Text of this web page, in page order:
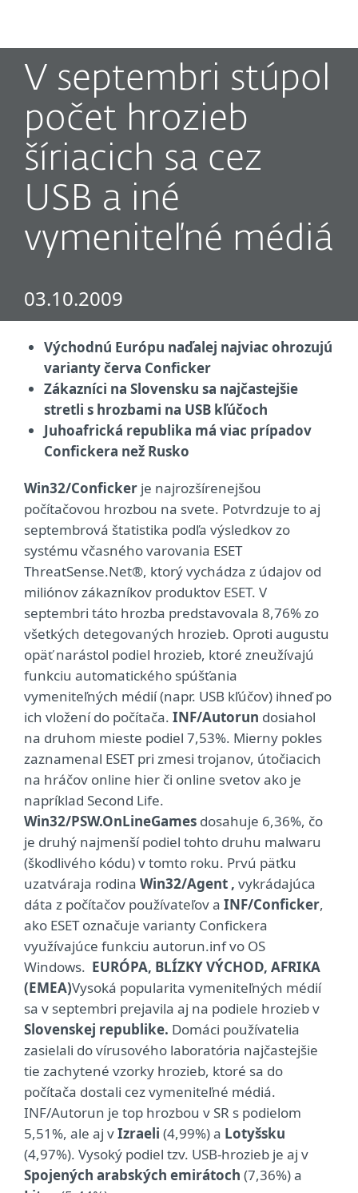
V septembri stúpol
počet hrozieb
šíriacich sa cez
USB a iné
vymeniteľné médiá
03.10.2009
Východnú Európu naďalej najviac ohrozujú
varianty červa Conficker
Zákazníci na Slovensku sa najčastejšie
stretli s hrozbami na USB kľúčoch
Juhoafrická republika má viac prípadov
Confickera než Rusko
Win32/Conficker je najrozšírenejšou
počítačovou hrozbou na svete. Potvrdzuje to aj
septembrová štatistika podľa výsledkov zo
systému včasného varovania ESET
ThreatSense.Net®, ktorý vychádza z údajov od
miliónov zákazníkov produktov ESET. V
septembri táto hrozba predstavovala 8,76% zo
všetkých detegovaných hrozieb. Oproti augustu
opäť narástol podiel hrozieb, ktoré zneužívajú
funkciu automatického spúšťania
vymeniteľných médií (napr. USB kľúčov) ihneď po
ich vložení do počítača. INF/Autorun dosiahol
na druhom mieste podiel 7,53%. Mierny pokles
zaznamenal ESET pri zmesi trojanov, útočiacich
na hráčov online hier či online svetov ako je
napríklad Second Life.
Win32/PSW.OnLineGames dosahuje 6,36%, čo
je druhý najmenší podiel tohto druhu malwaru
(škodlivého kódu) v tomto roku. Prvú päťku
uzatváraja rodina Win32/Agent , vykrádajúca
dáta z počítačov používateľov a INF/Conficker,
ako ESET označuje varianty Confickera
využívajúce funkciu autorun.inf vo OS
Windows. EURÓPA, BLÍZKY VÝCHOD, AFRIKA
(EMEA)Vysoká popularita vymeniteľných médií
sa v septembri prejavila aj na podiele hrozieb v
Slovenskej republike. Domáci používatelia
zasielali do vírusového laboratória najčastejšie
tie zachytené vzorky hrozieb, ktoré sa do
počítača dostali cez vymeniteľné médiá.
INF/Autorun je top hrozbou v SR s podielom
5,51%, ale aj vIzraeli (4,99%) a Lotyšsku
(4,97%). Vysoký podiel tzv. USB-hrozieb je aj v
Spojených arabských emirátoch (7,36%) a